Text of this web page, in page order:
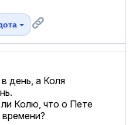
день, а Коля
Колю, что о Пете